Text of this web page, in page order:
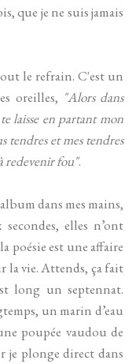
que je ne suis jamais
le refrain. C'est un
oreilles, "Alors dans
laisse en partant mon
tendres et mes tendres
redevenir fou".
dans mes mains,
elles n’ont
poésie est une affaire
la vie. Attends, ça fait
long un septennat.
un marin d’eau
poupée vaudou de
je plonge direct dans